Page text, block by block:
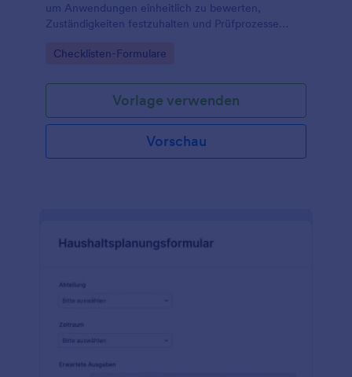
um Anwendungen einheitlich zu bewerten,
Zuständigkeiten festzuhalten und Prüfprozesse
koordinieren.
Go to Category:
Checklisten-Formulare
Vorlage verwenden
Vorschau